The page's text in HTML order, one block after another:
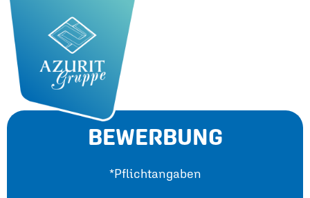
BEWERBUNG
*Pflichtangaben